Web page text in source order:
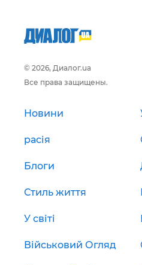
© 2026, Диалог.ua
Все права защищены.
Новини
расія
Блоги
Стиль життя
У світі
Військовий Огляд